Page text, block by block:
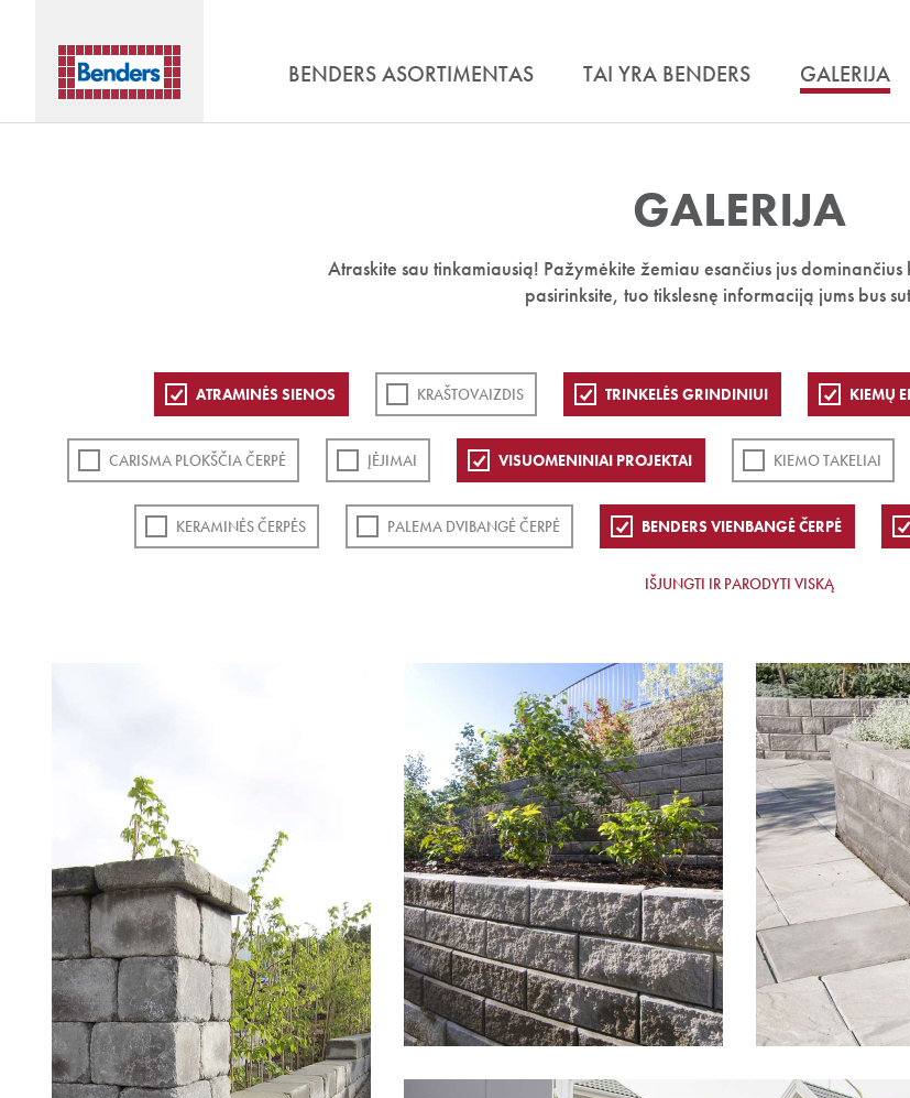
BENDERS ASORTIMENTAS TAI YRA BENDERS GALERIJA
GALERIJA
Atraskite sau tinkamiausią! Pažymėkite žemiau esančius jus
pasirinksite, tuo tikslesnę informaciją jums bus
ATRAMINĖS SIENOS KRAŠTOVAIZDIS TRINKELĖS GRINDINIUI KIEMŲ
CARISMA PLOKŠČIA ČERPĖ ĮĖJIMAI VISUOMENINIAI PROJEKTAI KIEMO TAKELIAI
KERAMINĖS ČERPĖS PALEMA DVIBANGĖ ČERPĖ BENDERS VIENBANGĖ ČERPĖ
IŠJUNGTI IR PARODYTI VISKĄ